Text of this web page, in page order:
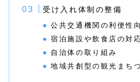
受け入れ体制の整備
公共交通機関の利便性
宿泊施設や飲食店の対
自治体の取り組み
地域共創型の観光まち